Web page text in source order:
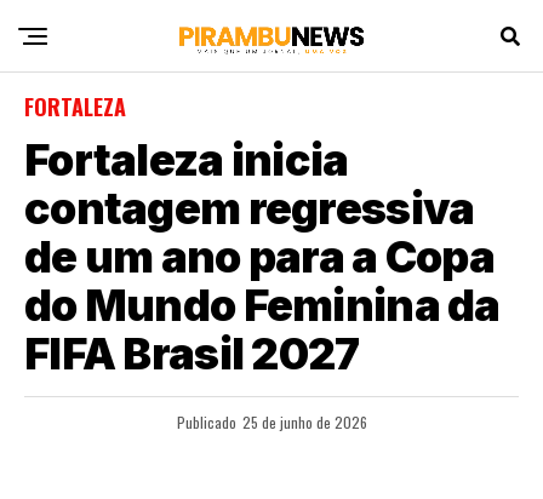
FORTALEZA
Fortaleza inicia
contagem regressiva
de um ano para a Copa
do Mundo Feminina da
FIFA Brasil 2027
Publicado 25 de junho de 2026